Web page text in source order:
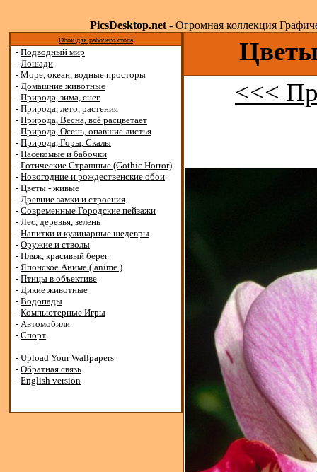
PicsDesktop.net- Огромная коллекция
Обои для рабочего стола
- Подводный мир
- Лошади
- Море, океан, водные просторы
- Домашние животные
- Природа, зима, снег
- Природа, лето, растения
- Природа, Весна, всё расцветает
- Природа, Осень, опавшие листья
- Природа, Горы, Скалы
- Насекомые и бабочки
- Готические Страшные (Gothic Horror)
- Новогодние и рождественские обои
- Цветы - живые
- Древние замки и строения
- Современные Городские пейзажи
- Лес, деревья, зелень
- Напитки и кулинарные шедевры
- Оружие и стволы
- Пляж, красивый берег
- Японское Аниме ( anime )
- Птицы в объективе
- Дикие животные
- Водопады
- Компьютерные Игры
- Автомобили
- Спорт
- Upload Your Wallpapers
- Обратная связь
- English version
Цветы
<<<